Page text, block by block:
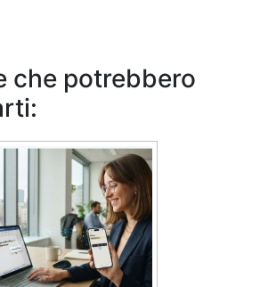
che potrebbero